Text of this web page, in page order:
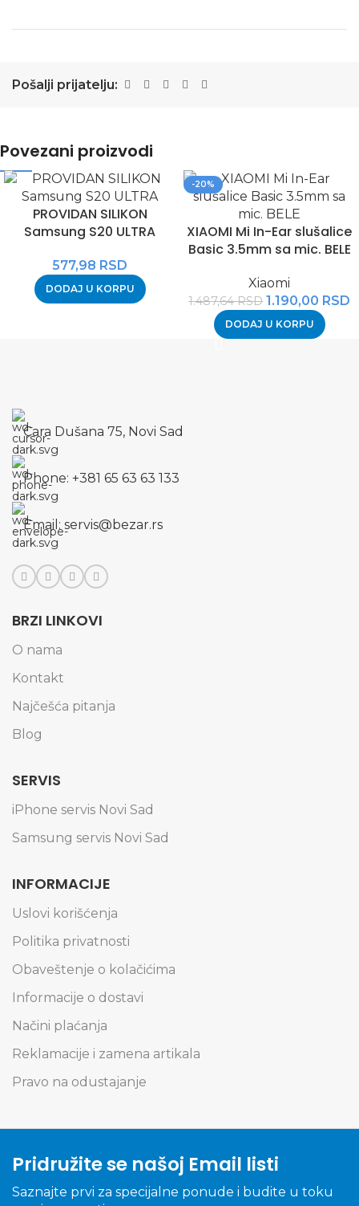
Pošalji prijatelju:
Povezani proizvodi
PROVIDAN SILIKON
Samsung S20 ULTRA
577,98 RSD
DODAJ U KORPU
-20%
XIAOMI Mi In-Ear slušalice
Basic 3.5mm sa mic. BELE
Xiaomi
1.487,64RSD 1.190,00 RSD
DODAJ U KORPU
Cara Dušana 75, Novi Sad
Phone: +381 65 63 63 133
Email: servis@bezar.rs
BRZI LINKOVI
O nama
Kontakt
Najčešća pitanja
Blog
SERVIS
iPhone servis Novi Sad
Samsung servis Novi Sad
INFORMACIJE
Uslovi korišćenja
Politika privatnosti
Obaveštenje o kolačićima
Informacije o dostavi
Načini plaćanja
Reklamacije i zamena artikala
Pravo na odustajanje
Pridružite se našoj Email listi
Saznajte prvi za specijalne ponude i budite u toku